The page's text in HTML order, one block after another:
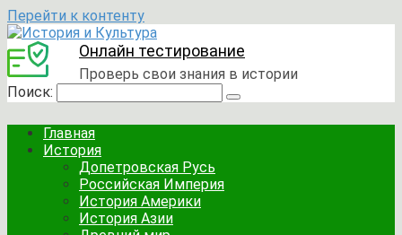
Перейти к контенту
Онлайн тестирование
Проверь свои знания в истории
Поиск:
Главная
История
Допетровская Русь
Российская Империя
История Америки
История Азии